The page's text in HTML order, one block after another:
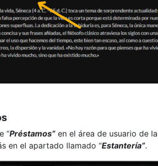
“Préstamos”en el área de usuario de
en el apartado llamado “Estantería”.